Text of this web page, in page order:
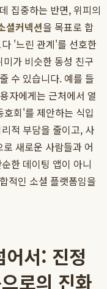
집중하는 반면, 위피의
셜커넥션을 목표로 합
'느린 관계'를 선호한
가 비슷한 동성 친구
수 있습니다. 예를 들
자에게는 근처에서 열
회'를 제안하는 식입
적 부담을 줄이고, 사
새로운 사람들과 어
한 데이팅 앱이 아니
적인 소셜 플랫폼임을
어서: 진정
로의 진화